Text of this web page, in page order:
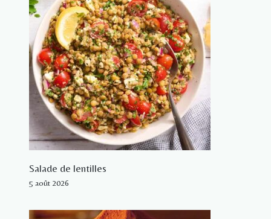
Salade de lentilles
5 août 2026